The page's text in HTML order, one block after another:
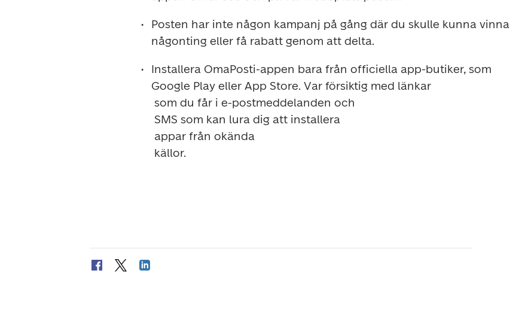
Posten har inte någon kampanj på gång där du skulle kunna vinna
någonting eller få rabatt genom att delta.
Installera OmaPosti-appen bara från officiella app-butiker, som
Google Play eller App Store. Var försiktig med länkar